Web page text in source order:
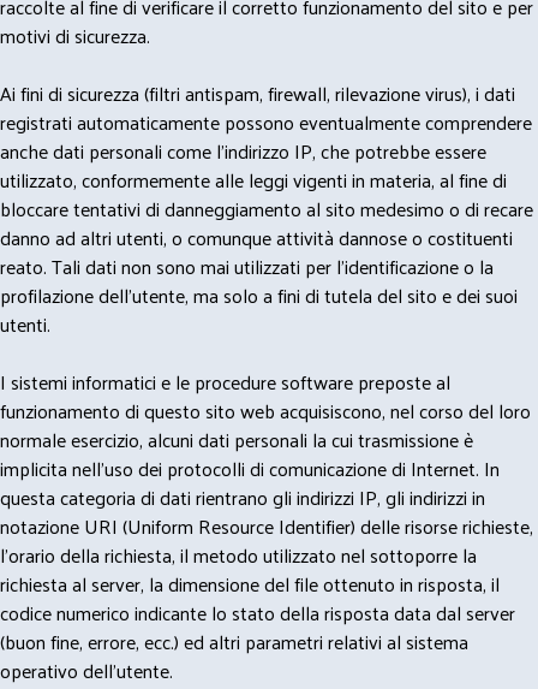
motivi di sicurezza.
Ai fini di sicurezza (filtri antispam, firewall, rilevazione virus), i dati
registrati automaticamente possono eventualmente comprendere
anche dati personali come l'indirizzo IP, che potrebbe essere
utilizzato, conformemente alle leggi vigenti in materia, al fine di
bloccare tentativi di danneggiamento al sito medesimo o di recare
danno ad altri utenti, o comunque attività dannose o costituenti
reato. Tali dati non sono mai utilizzati per l'identificazione o la
profilazione dell'utente, ma solo a fini di tutela del sito e dei suoi
utenti.
I sistemi informatici e le procedure software preposte al
funzionamento di questo sito web acquisiscono, nel corso del loro
normale esercizio, alcuni dati personali la cui trasmissione è
implicita nell'uso dei protocolli di comunicazione di Internet. In
questa categoria di dati rientrano gli indirizzi IP, gli indirizzi in
notazione URI (Uniform Resource Identifier) delle risorse richieste,
l'orario della richiesta, il metodo utilizzato nel sottoporre la
richiesta al server, la dimensione del file ottenuto in risposta, il
codice numerico indicante lo stato della risposta data dal server
(buon fine, errore, ecc.) ed altri parametri relativi al sistema
operativo dell'utente.